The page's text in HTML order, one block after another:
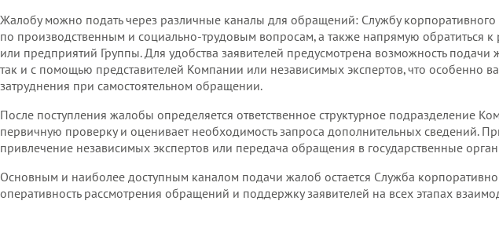
Жалобу можно подать через различные каналы для обращений: Службу
по производственным и социально‑трудовым вопросам, а также напрямую обратиться
или предприятий Группы. Для удобства заявителей предусмотрена возможность подачи
так и с помощью представителей Компании или независимых экспертов, что особенно
затруднения при самостоятельном обращении.
После поступления жалобы определяется ответственное структурное подразделение
первичную проверку и оценивает необходимость запроса дополнительных сведений.
привлечение независимых экспертов или передача обращения в государственные
Основным и наиболее доступным каналом подачи жалоб остается Служба
оперативность рассмотрения обращений и поддержку заявителей на всех этапах